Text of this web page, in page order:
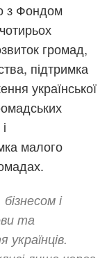
з Фондом
громад,
підтримка
української
малого
і
та